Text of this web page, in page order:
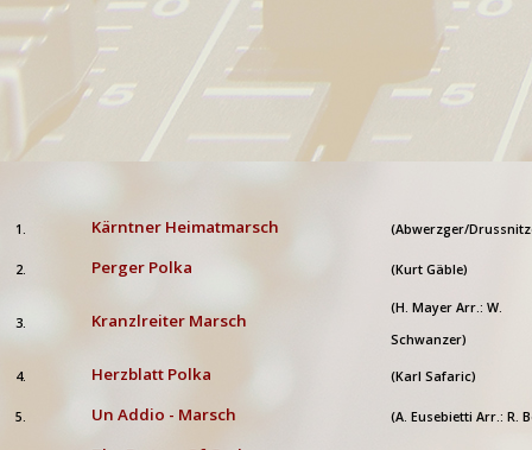
1. Kärntner Heimatmarsch (Abwerzger/
2. Perger Polka (Kurt Gäble)
3. Kranzlreiter Marsch
(H. Mayer Arr.: W.
Schwanzer)
4. Herzblatt Polka (Karl Safaric)
5. Un Addio - Marsch (A. Eusebietti Arr.: R.